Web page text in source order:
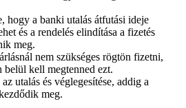
hogy a banki utalás átfutási ideje
és a rendelés elindítása a fizetés
meg.
nem szükséges rögtön fizetni,
belül kell megtenned ezt.
utalás és véglegesítése, addig a
meg.